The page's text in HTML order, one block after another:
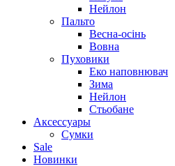
Нейлон
Пальто
Весна-осінь
Вовна
Пуховики
Еко наповнювач
Зима
Нейлон
Стьобане
Аксессуары
Сумки
Sale
Новинки